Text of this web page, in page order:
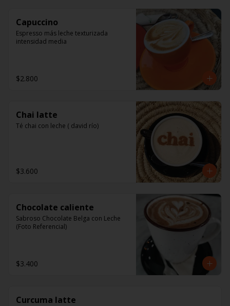
Capuccino
Espresso más leche texturizada
intensidad media
$2.800
Chai latte
Té chai con leche ( david río)
$3.600
Chocolate caliente
Sabroso Chocolate Belga con Leche
(Foto Referencial)
$3.400
Curcuma latte